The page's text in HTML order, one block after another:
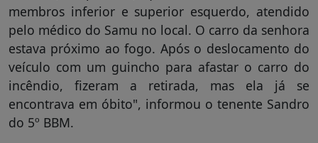
membros inferior e superior esquerdo, atendido
pelo médico do Samu no local. O carro da senhora
estava próximo ao fogo. Após o deslocamento do
veículo com um guincho para afastar o carro do
incêndio, fizeram a retirada, mas ela já se
encontrava em óbito", informou o tenente Sandro
do 5º BBM.